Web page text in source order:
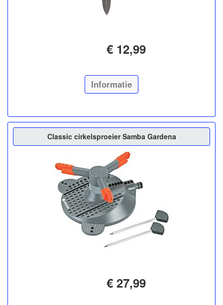
€ 12,99
Informatie
Classic cirkelsproeier Samba Gardena
€ 27,99